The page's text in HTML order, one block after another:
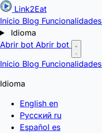
Link2Eat
Início Blog Funcionalidades
Idioma
Abrir bot Abrir bot
Início Blog Funcionalidades
Idioma
English en
Русский ru
Español es